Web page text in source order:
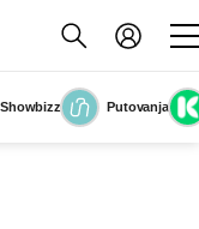
Showbizz Putovanja
žene diljem svijeta(Foto:
Maidenform/John Lewis)